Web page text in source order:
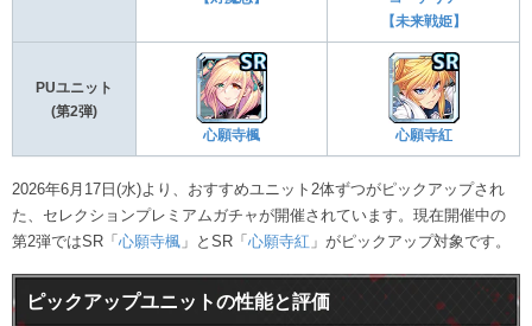
【未来戦姫】
PUユニット
(第2弾)
心願寺楓
心願寺紅
2026年6月17日(水)より、おすすめユニット2体ずつがピックアップされ
た、セレクションプレミアムガチャが開催されています。現在開催中の
第2弾ではSR「 心願寺楓 」とSR「 心願寺紅 」がピックアップ対象です。
ピックアップユニットの性能と評価